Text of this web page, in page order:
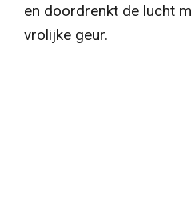
en doordrenkt de lucht
vrolijke geur.